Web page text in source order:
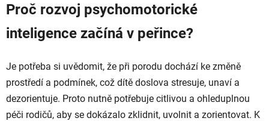
Proč rozvoj psychomotorické
inteligence začíná v peřince?
Je potřeba si uvědomit, že při porodu dochází ke změně
prostředí a podmínek, což dítě doslova stresuje, unaví a
dezorientuje. Proto nutně potřebuje citlivou a ohleduplnou
péči rodičů, aby se dokázalo zklidnit, uvolnit a zorientovat. K